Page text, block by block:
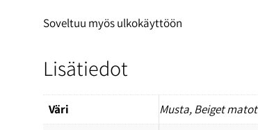
Soveltuu myös ulkokäyttöön
Lisätiedot
Väri Musta,Beiget matot